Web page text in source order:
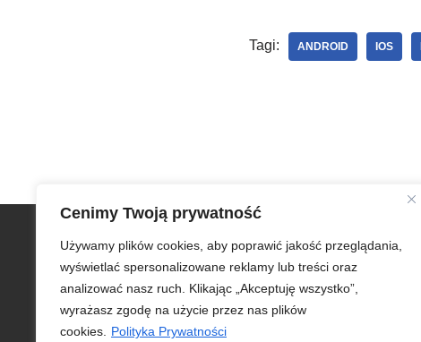
Cenimy Twoją prywatność
Używamy plików cookies, aby poprawić jakość przeglądania,
wyświetlać spersonalizowane reklamy lub treści oraz
analizować nasz ruch. Klikając „Akceptuję wszystko”,
wyrażasz zgodę na użycie przez nas plików
cookies.
Polityka Prywatności
Tagi: ANDROID IOS
Szybkie menu
Zamów iCargo
Testuj bezpłatnie iCargo
iCargo dla edukacji
Biuro obsługi klienta